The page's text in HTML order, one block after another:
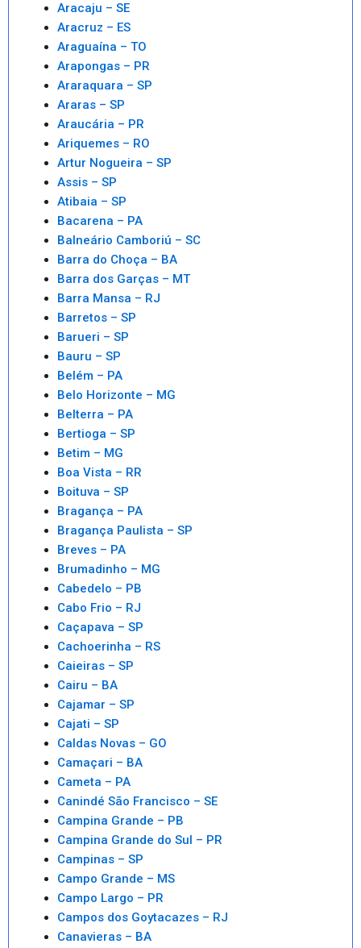
Aracaju – SE
Aracruz – ES
Araguaína – TO
Arapongas – PR
Araraquara – SP
Araras – SP
Araucária – PR
Ariquemes – RO
Artur Nogueira – SP
Assis – SP
Atibaia – SP
Bacarena – PA
Balneário Camboriú – SC
Barra do Choça – BA
Barra dos Garças – MT
Barra Mansa – RJ
Barretos – SP
Barueri – SP
Bauru – SP
Belém – PA
Belo Horizonte – MG
Belterra – PA
Bertioga – SP
Betim – MG
Boa Vista – RR
Boituva – SP
Bragança – PA
Bragança Paulista – SP
Breves – PA
Brumadinho – MG
Cabedelo – PB
Cabo Frio – RJ
Caçapava – SP
Cachoerinha – RS
Caieiras – SP
Cairu – BA
Cajamar – SP
Cajati – SP
Caldas Novas – GO
Camaçari – BA
Cameta – PA
Canindé São Francisco – SE
Campina Grande – PB
Campina Grande do Sul – PR
Campinas – SP
Campo Grande – MS
Campo Largo – PR
Campos dos Goytacazes – RJ
Canavieras – BA